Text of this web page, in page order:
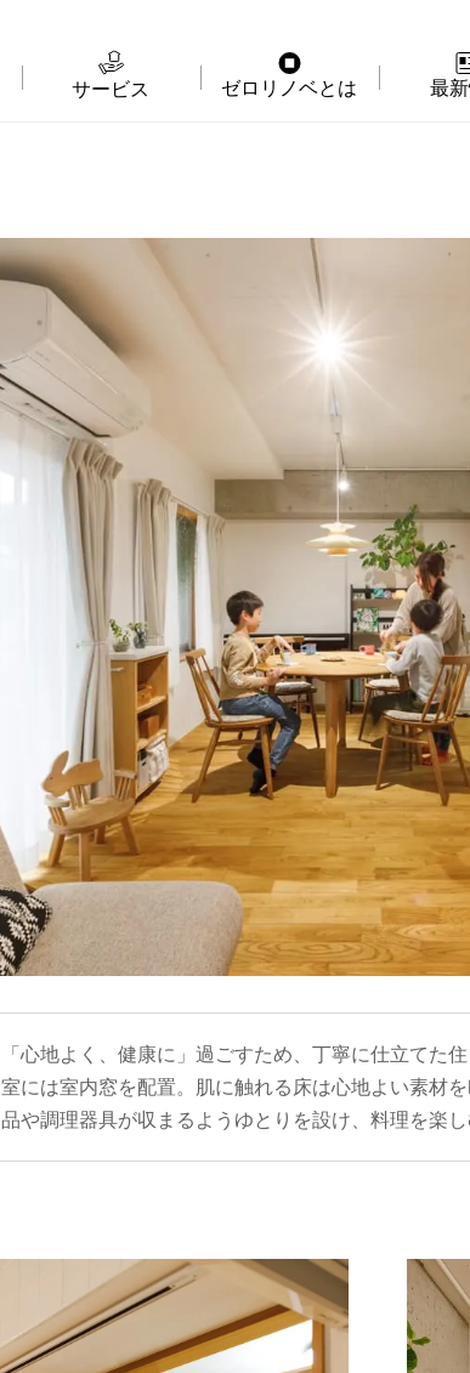
サービス
物件購入
売却・住み替え
法人向けリノベ
リノベ料金プラン
ゼロリノベとは
ゼロリノベの安心予算
満足度アンケート
メディア掲載
最
「心地よく、健康に」過ごすため、丁寧に仕立てた
室には室内窓を配置。肌に触れる床は心地よい素材
品や調理器具が収まるようゆとりを設け、料理を楽し